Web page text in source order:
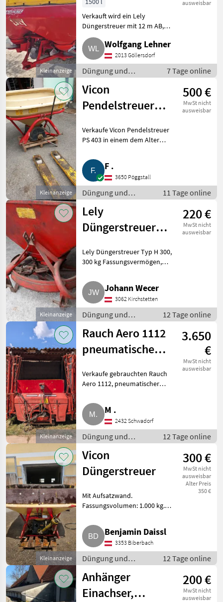
Rauch
13
Vicon
7
Amazone
5
Bogballe
4
Kverneland
2
Alle 13
anzeigen
MARKTPLATZ
Marktplatz Händlerangebote Kleinanzeigen
Kleinanzeige
ausweisbar
Verkauft wird ein Lely
Düngerstreuer mit 12 m AB,
gebraucht, wegen Umstellung
auf 15 m, mit Eigenbau-Aufsatz
und Beleuchtung,
mechanischer
Schieberbetätigung, hydr.
Wolfgang Lehner
2013 Göllersdorf
Düngung und
Beregnung /
Mineraldüngerstreuer/Wiegestreuer
7 Tage online
Kleinanzeige
Vicon
Pendelstreuer
500 €
MwSt nicht
ausweisbar
Verkaufe Vicon Pendelstreuer
PS 403 in einem dem Alter
Zustand. Gelenkwelle ist nur
maschinenseitig vorhanden,
wird schon länger nicht mehr
ben
F .
3650 Pöggstall
Düngung und
Beregnung /
Mineraldüngerstreuer/Wiegestreuer
11 Tage online
Kleinanzeige
Lely
Düngerstreuer
220 €
MwSt nicht
ausweisbar
Lely Düngerstreuer Typ H 300,
300 kg Fassungsvermögen,
Dünger, sofort einsatzbereiter
Zustand (ohne Gelenkwelle),
mit originaler Be
Johann Wecer
3062 Kirchstetten
Düngung und
Beregnung /
Mineraldüngerstreuer/Wiegestreuer
12 Tage online
Kleinanzeige
Rauch Aero 1112
pneumatischer
3.650
€
MwSt nicht
ausweisbar
Verkaufe gebrauchten Rauch
Aero 1112, pneumatischer
Auslässe), 4
Teilbreitenabschaltungen, 3
Stg. erforderlich, leicht
reparaturbedürftig.
M .
2432 Schwadorf
Düngung und
Beregnung /
Mineraldüngerstreuer/Wiegestreuer
12 Tage online
Kleinanzeige
Vicon
Düngerstreuer
300 €
MwSt nicht
ausweisbar
Alter Preis
350 €
Mit Aufsatzwand.
Fassungsvolumen: 1.000 kg.
Mineraldüngerstreuer/Wiegestreuer
Benjamin Daissl
3353 Biberbach
Düngung und
Beregnung /
Mineraldüngerstreuer/Wiegestreuer
12 Tage online
Anhänger
Einachser,
200 €
MwSt nicht
ausweisbar